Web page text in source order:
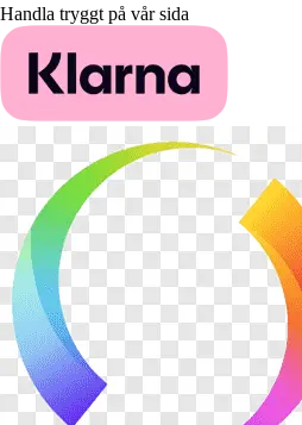
Handla tryggt på vår sida